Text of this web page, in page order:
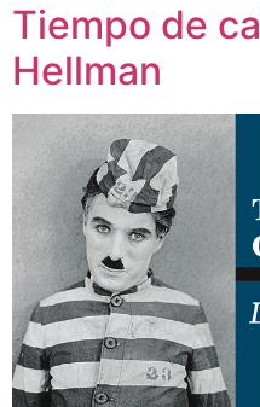
Tiempo de
Hellman